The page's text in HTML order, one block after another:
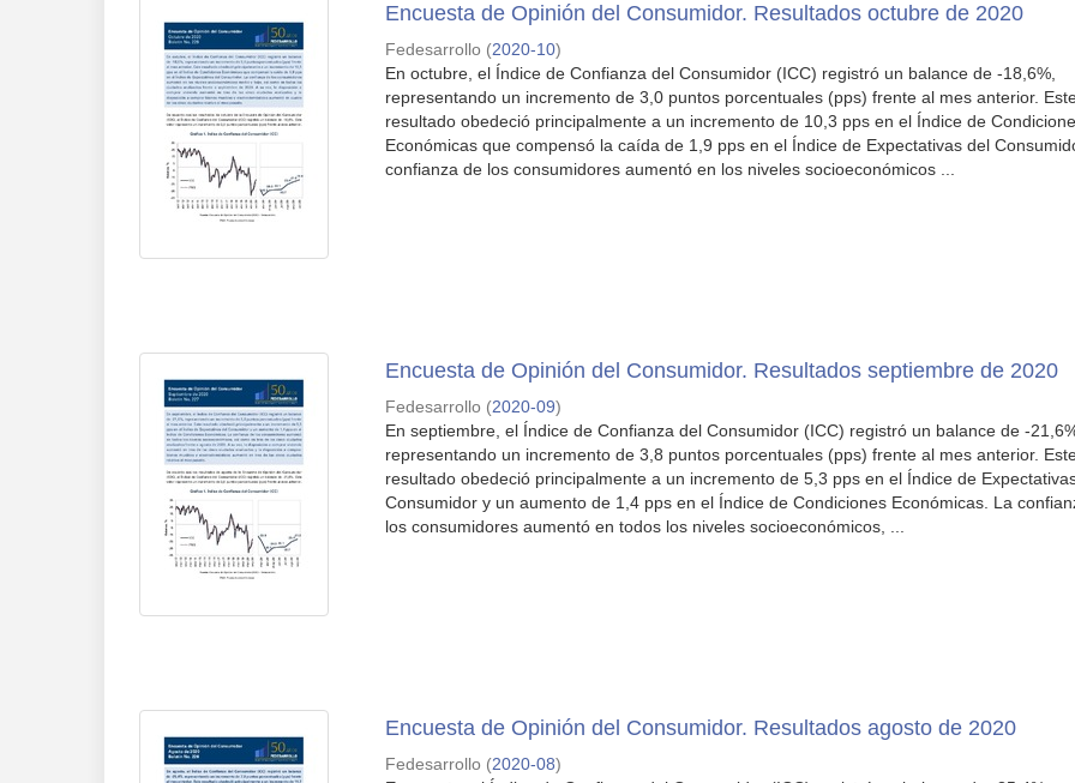
Encuesta de Opinión del Consumidor. Resultados octubre de 2020
Fedesarrollo (2020-10)
En octubre, el Índice de Confianza del Consumidor (ICC) registró un balance de -18,6%,
representando un incremento de 3,0 puntos porcentuales (pps) frente al mes anterior.
resultado obedeció principalmente a un incremento de 10,3 pps en el Índice de
Económicas que compensó la caída de 1,9 pps en el Índice de Expectativas del
confianza de los consumidores aumentó en los niveles socioeconómicos ...
Encuesta de Opinión del Consumidor. Resultados septiembre de 2020
Fedesarrollo (2020-09)
En septiembre, el Índice de Confianza del Consumidor (ICC) registró un balance de -
representando un incremento de 3,8 puntos porcentuales (pps) frente al mes anterior.
resultado obedeció principalmente a un incremento de 5,3 pps en el Índice de
Consumidor y un aumento de 1,4 pps en el Índice de Condiciones Económicas. La
los consumidores aumentó en todos los niveles socioeconómicos, ...
Encuesta de Opinión del Consumidor. Resultados agosto de 2020
Fedesarrollo (2020-08)